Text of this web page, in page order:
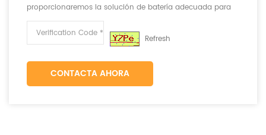
proporcionaremos la solución de batería adecuada para
cumplir con sus requisitos.
Refresh
CONTACTA AHORA